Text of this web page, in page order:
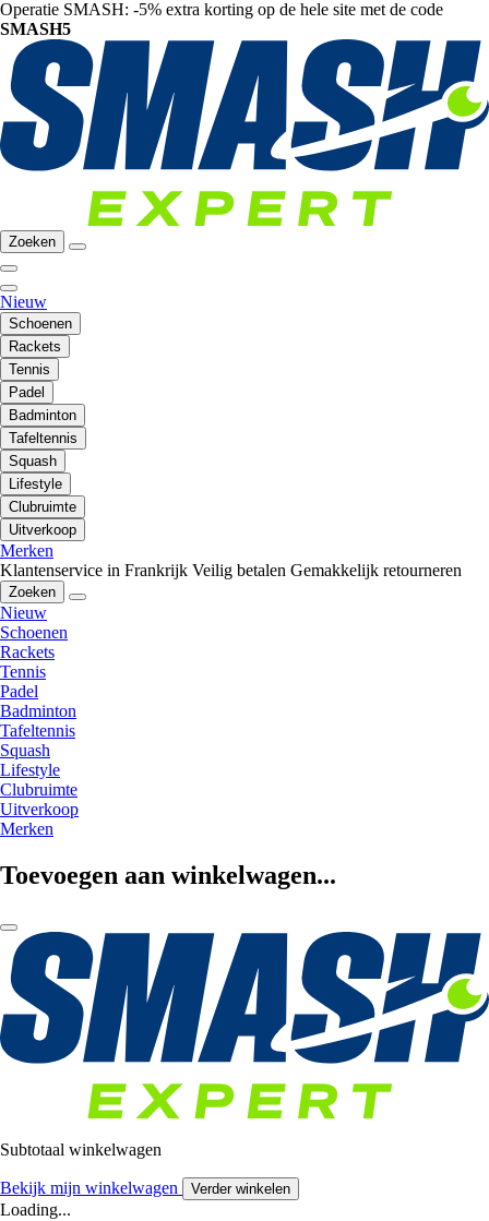
Operatie SMASH: -5% extra korting op de hele site met de code
SMASH5
Zoeken
Nieuw
Schoenen
Rackets
Tennis
Padel
Badminton
Tafeltennis
Squash
Lifestyle
Clubruimte
Uitverkoop
Merken
Klantenservice in Frankrijk Veilig betalen Gemakkelijk retourneren
Zoeken
Nieuw
Schoenen
Rackets
Tennis
Padel
Badminton
Tafeltennis
Squash
Lifestyle
Clubruimte
Uitverkoop
Merken
Toevoegen aan winkelwagen...
Subtotaal winkelwagen
Bekijk mijn winkelwagen Verder winkelen
Loading...